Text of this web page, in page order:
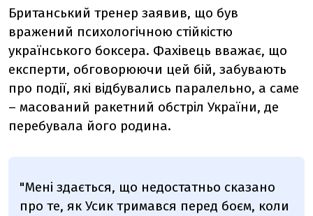
Британський тренер заявив, що був
вражений психологічною стійкістю
українського боксера. Фахівець вважає, що
експерти, обговорюючи цей бій, забувають
про події, які відбувались паралельно, а саме
– масований ракетний обстріл України, де
перебувала його родина.
"Мені здається, що недостатньо сказано
про те, як Усик тримався перед боєм, коли